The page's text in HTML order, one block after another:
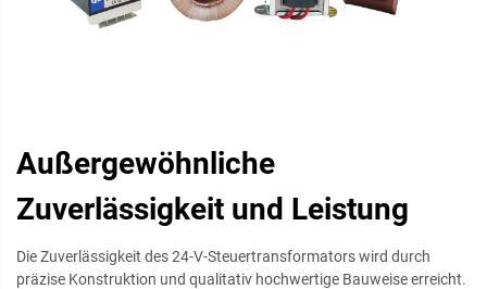
Außergewöhnliche
Zuverlässigkeit und Leistung
Die Zuverlässigkeit des 24-V-Steuertransformators wird durch
präzise Konstruktion und qualitativ hochwertige Bauweise erreicht.